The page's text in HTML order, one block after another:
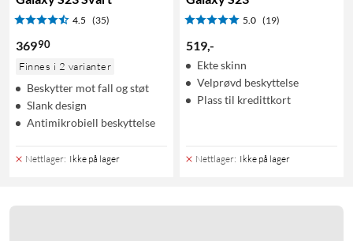
4.5 (35)
36990
Finnes i 2 varianter
Beskytter mot fall og støt
Slank design
Antimikrobiell beskyttelse
Nettlager: Ikke på lager
5.0 (19)
519,-
Ekte skinn
Velprøvd beskyttelse
Plass til kredittkort
Nettlager: Ikke på lager